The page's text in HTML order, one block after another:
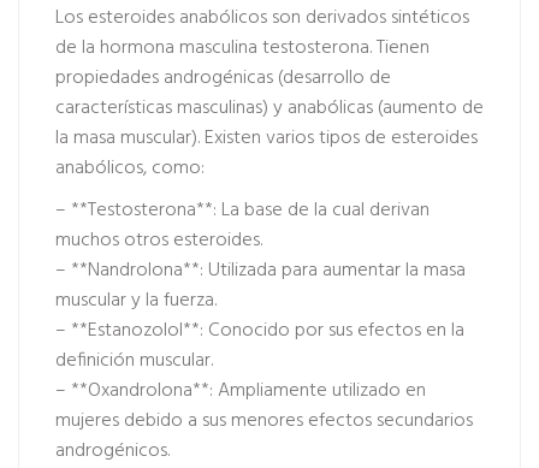
Los esteroides anabólicos son derivados sintéticos
de la hormona masculina testosterona. Tienen
propiedades androgénicas (desarrollo de
características masculinas) y anabólicas (aumento de
la masa muscular). Existen varios tipos de esteroides
anabólicos, como:
– **Testosterona**: La base de la cual derivan
muchos otros esteroides.
– **Nandrolona**: Utilizada para aumentar la masa
muscular y la fuerza.
– **Estanozolol**: Conocido por sus efectos en la
definición muscular.
– **Oxandrolona**: Ampliamente utilizado en
mujeres debido a sus menores efectos secundarios
androgénicos.